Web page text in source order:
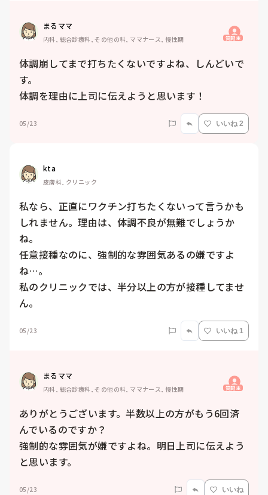
まるママ
内科, 総合診療科, その他の科, ママナース, 慢性期 質問主
体調崩してまで打ちたくないですよね、しんどいで
す。
体調を理由に上司に伝えようと思います！
05/23 いいね 2
kta
皮膚科, クリニック
私なら、正直にワクチン打ちたくないって言うかも
しれません。理由は、体調不良が無難でしょうか
ね。
任意接種なのに、強制的な雰囲気あるの嫌ですよ
ね…。
私のクリニックでは、半分以上の方が接種してませ
ん。
05/23 いいね 1
まるママ
内科, 総合診療科, その他の科, ママナース, 慢性期 質問主
ありがとうございます。半数以上の方がもう6回済
んでいるのですか？
強制的な雰囲気が嫌ですよね。明日上司に伝えよう
と思います。
05/23 いいね